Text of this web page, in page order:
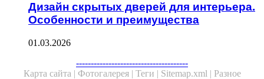
Дизайн скрытых дверей для интерьера.
Особенности и преимущества
01.03.2026
--------------------------------------
Карта сайта | Фотогалерея | Теги | Sitemap.xml | Разное